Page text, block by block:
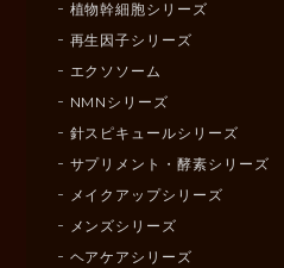
植物幹細胞シリーズ
再生因子シリーズ
エクソソーム
NMNシリーズ
針スピキュールシリーズ
サプリメント・酵素シリーズ
メイクアップシリーズ
メンズシリーズ
ヘアケアシリーズ